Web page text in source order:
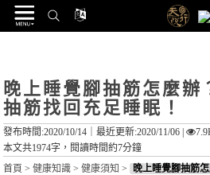
晚上睡覺腳抽筋怎麼辦
抽筋找回充足睡眠！
發布時間:2020/10/14｜最近更新:2020/11/06 |
本文共1974字，閱讀時間約7分鐘
首頁 >健康知識 >健康須知 >
晚上睡覺腳抽筋